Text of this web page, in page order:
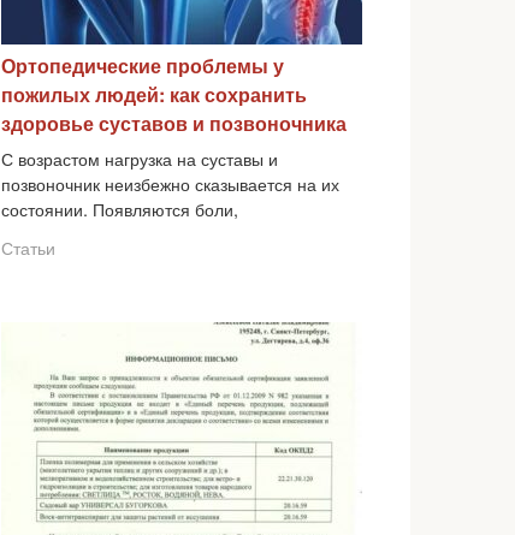
Ортопедические проблемы у
пожилых людей: как сохранить
здоровье суставов и позвоночника
С возрастом нагрузка на суставы и
позвоночник неизбежно сказывается на их
состоянии. Появляются боли,
Статьи